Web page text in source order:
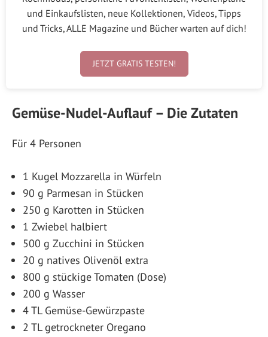
und Einkaufslisten, neue Kollektionen, Videos, Tipps
und Tricks, ALLE Magazine und Bücher warten auf dich!
JETZT GRATIS TESTEN!
Gemüse-Nudel-Auflauf – Die Zutaten
Für 4 Personen
1 Kugel Mozzarella in Würfeln
90 g Parmesan in Stücken
250 g Karotten in Stücken
1 Zwiebel halbiert
500 g Zucchini in Stücken
20 g natives Olivenöl extra
800 g stückige Tomaten (Dose)
200 g Wasser
4 TL Gemüse-Gewürzpaste
2 TL getrockneter Oregano